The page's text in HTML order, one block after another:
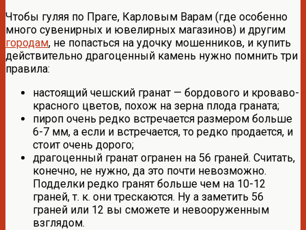
Чтобы гуляя по Праге, Карловым Варам (где особенно
много сувенирных и ювелирных магазинов) и другим
городам, не попасться на удочку мошенников, и купить
действительно драгоценный камень нужно помнить три
правила:
настоящий чешский гранат — бордового и кроваво-
красного цветов, похож на зерна плода граната;
пироп очень редко встречается размером больше
6-7 мм, а если и встречается, то редко продается, и
стоит очень дорого;
драгоценный гранат огранен на 56 граней. Считать,
конечно, не нужно, да это почти невозможно.
Подделки редко гранят больше чем на 10-12
граней, т. к. они трескаются. Ну а заметить 56
граней или 12 вы сможете и невооруженным
взглядом.